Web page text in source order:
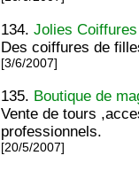
134.Jolies Coiffures
Des coiffures de
[3/6/2007]
135. Boutique de
Vente de tours
professionnels.
[20/5/2007]